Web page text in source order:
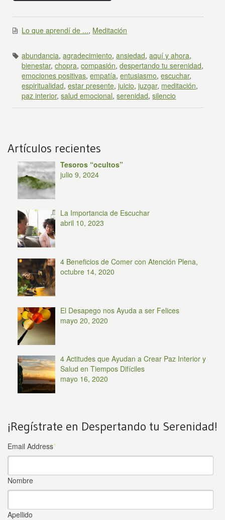
Lo que aprendí de ..., Meditación
abundancia,agradecimiento,ansiedad,aquí y ahora,
bienestar,chopra,compasión,despertando tu serenidad,
emociones positivas,empatía,entusiasmo,escuchar,
espiritualidad,estar presente,juicio,juzgar, meditación,
paz interior,salud emocional,serenidad,silencio
Artículos recientes
Tesoros “ocultos”
julio 9, 2024
La Importancia de Escuchar
abril 10, 2023
4 Beneficios de Comer con Atención Plena,
octubre 14, 2020
El Desapego nos Ayuda a ser Felices
mayo 20, 2020
4 Actitudes que Ayudan a Crear Paz Interior y
Salud en Tiempos Difíciles
mayo 16, 2020
¡Regístrate en Despertando tu Serenidad!
Email Address*
Nombre
Apellido